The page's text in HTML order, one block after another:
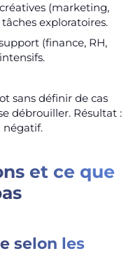
(marketing,
exploratoires.
(finance, RH,
sans définir de cas
débrouiller. Résultat :
négatif.
et ce que
selon les